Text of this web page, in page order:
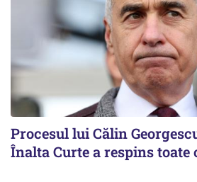
Procesul lui Călin
Înalta Curte a respins toate